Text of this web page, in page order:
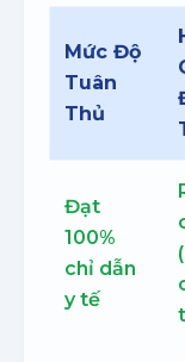
Mức Độ
Tuân
Thủ
Đạt
100%
chỉ dẫn
y tế